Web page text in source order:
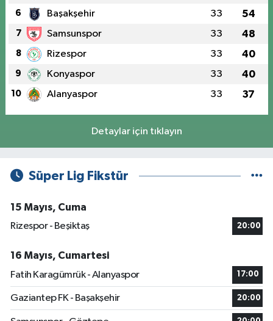
6 Başakşehir 33 54
7 Samsunspor 33 48
8 Rizespor 33 40
9 Konyaspor 33 40
10 Alanyaspor 33 37
Detaylar için tıklayın
Süper Lig Fikstür
15 Mayıs, Cuma
Rizespor - Beşiktaş
20:00
16 Mayıs, Cumartesi
Fatih Karagümrük - Alanyaspor
17:00
Gaziantep FK - Başakşehir 20:00